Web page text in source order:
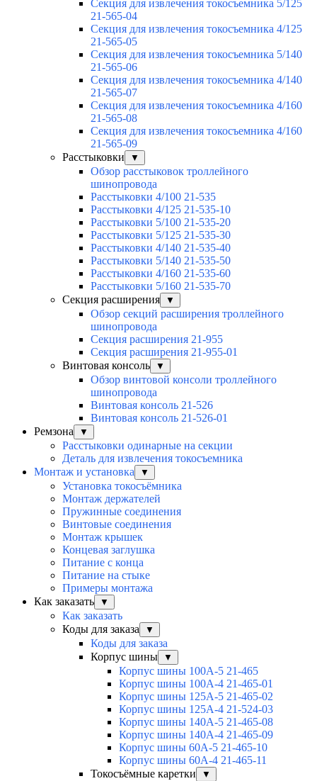
Секция для извлечения токосъемника 5/125
21-565-04
Секция для извлечения токосъемника 4/125
21-565-05
Секция для извлечения токосъемника 5/140
21-565-06
Секция для извлечения токосъемника 4/140
21-565-07
Секция для извлечения токосъемника 4/160
21-565-08
Секция для извлечения токосъемника 4/160
21-565-09
Расстыковки
▼
Обзор расстыковок троллейного
шинопровода
Расстыковки 4/100 21-535
Расстыковки 4/125 21-535-10
Расстыковки 5/100 21-535-20
Расстыковки 5/125 21-535-30
Расстыковки 4/140 21-535-40
Расстыковки 5/140 21-535-50
Расстыковки 4/160 21-535-60
Расстыковки 5/160 21-535-70
Секция расширения
▼
Обзор секций расширения троллейного
шинопровода
Секция расширения 21-955
Секция расширения 21-955-01
Винтовая консоль
▼
Обзор винтовой консоли троллейного
шинопровода
Винтовая консоль 21-526
Винтовая консоль 21-526-01
Ремзона
▼
Расстыковки одинарные на секции
Деталь для извлечения токосъемника
Монтаж и установка
▼
Установка токосъёмника
Монтаж держателей
Пружинные соединения
Винтовые соединения
Монтаж крышек
Концевая заглушка
Питание с конца
Питание на стыке
Примеры монтажа
Как заказать
▼
Как заказать
Коды для заказа
▼
Коды для заказа
Корпус шины
▼
Корпус шины 100А-5 21-465
Корпус шины 100А-4 21-465-01
Корпус шины 125А-5 21-465-02
Корпус шины 125А-4 21-524-03
Корпус шины 140А-5 21-465-08
Корпус шины 140А-4 21-465-09
Корпус шины 60А-5 21-465-10
Корпус шины 60А-4 21-465-11
Токосъёмные каретки
▼